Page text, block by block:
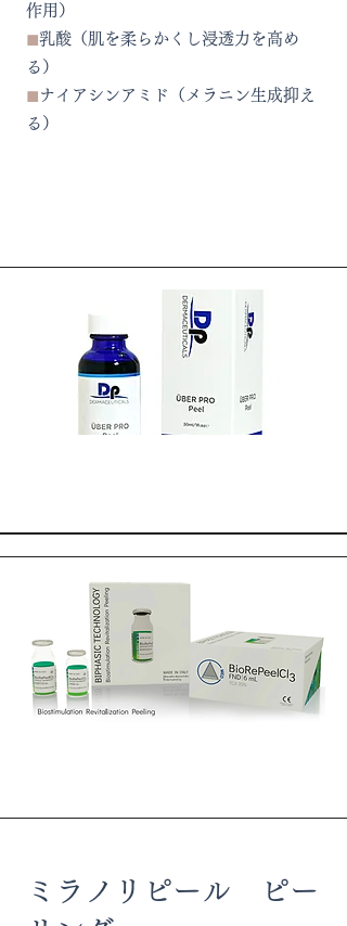
作用）
◼︎乳酸（肌を柔らかくし浸透力を高め
る）
◼︎ ナイアシンアミド（メラニン生成抑え
る）
ミラノリピール ピー